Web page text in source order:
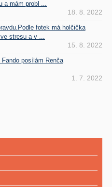
a mám probl ...
18. 8. 2022
fotek má holčička
stresu a v ...
15. 8. 2022
posílám Renča
1. 7. 2022